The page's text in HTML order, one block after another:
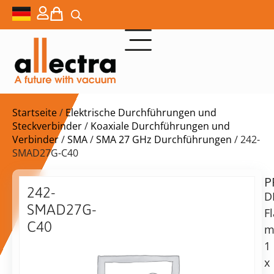
Startseite/ Elektrische Durchführungen und
Steckverbinder/ Koaxiale Durchführungen und
Verbinder/SMA/SMA 27 GHz Durchführungen / 242-
SMAD27G-C40
242-
SMAD27G-
C40
$
1
x